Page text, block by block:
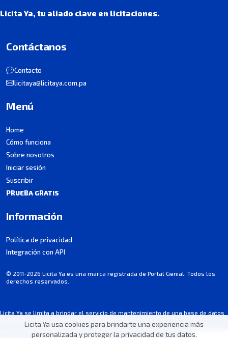
Licita Ya usa cookies para brindarte una experiencia más
personalizada y proteger la privacidad de tus datos.
Licita Ya, tu aliado clave en licitaciones.
Licita Ya se limita a brindar el servicio de mantenimiento de una base de datos
de licitaciones y no participa en los procesos.
Algunos datos pueden contener imprecisiones involuntarias. Consulta siempre
Contáctanos
Contacto
licitaya@licitaya.com.pa
Menú
Home
Cómo funciona
Sobre nosotros
Iniciar sesión
Suscribir
PRUEBA GRATIS
Información
Política de privacidad
Integración con API
© 2011-2026 Licita Ya es una marca registrada de Portal Genial. Todos los
derechos reservados.